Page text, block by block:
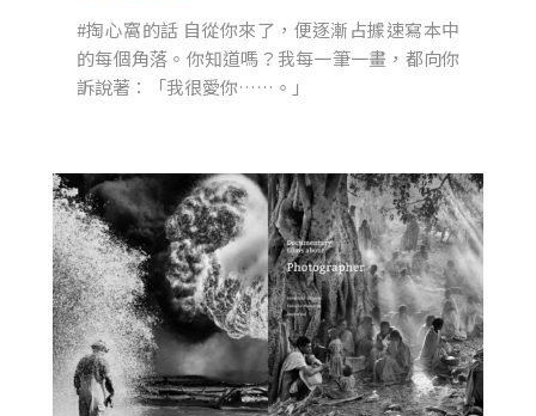
#掏心窩的話 自從你來了，便逐漸占據速寫本中
的每個角落。你知道嗎？我每一筆一畫，都向你
訴說著：「我很愛你……。」